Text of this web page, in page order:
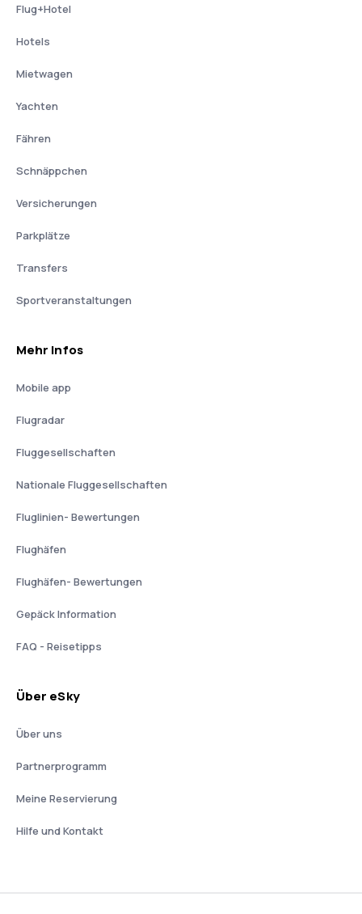
Flug+Hotel
Hotels
Mietwagen
Yachten
Fähren
Schnäppchen
Versicherungen
Parkplätze
Transfers
Sportveranstaltungen
Mehr Infos
Mobile app
Flugradar
Fluggesellschaften
Nationale Fluggesellschaften
Fluglinien- Bewertungen
Flughäfen
Flughäfen- Bewertungen
Gepäck Information
FAQ - Reisetipps
Über eSky
Über uns
Partnerprogramm
Meine Reservierung
Hilfe und Kontakt